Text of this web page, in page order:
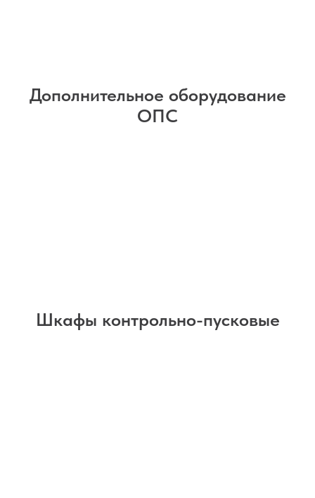
Дополнительное оборудование
ОПС
Шкафы контрольно-пусковые